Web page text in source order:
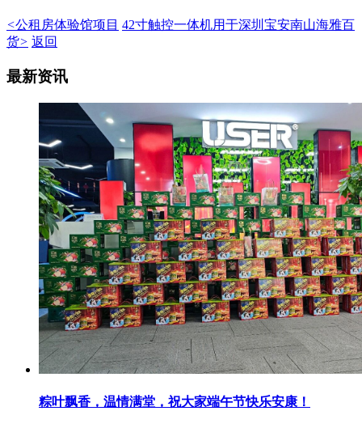
<公租房体验馆项目 42寸触控一体机用于深圳宝安南山海雅百
货> 返回
最新资讯
粽叶飘香，温情满堂，祝大家端午节快乐安康！